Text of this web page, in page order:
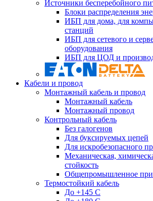
Источники бесперебойного
Блоки распределения
ИБП для дома, для
станций
ИБП для сетевого и
оборудования
ИБП для ЦОД и
Кабели и провод
Монтажный кабель и провод
Монтажный кабель
Монтажный провод
Контрольный кабель
Без галогенов
Для буксируемых цепей
Для искробезопасного
Механическая,
стойкость
Общепромышленное
Термостойкий кабель
До +145 С